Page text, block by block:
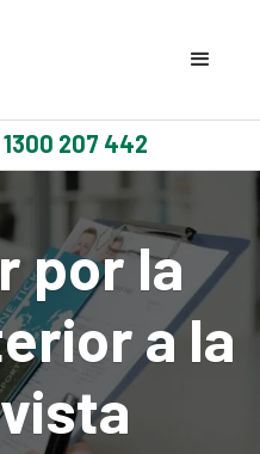
1300 207 442
por la
a la